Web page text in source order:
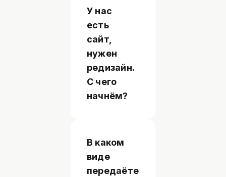
У нас
есть
сайт,
нужен
редизайн.
С чего
начнём?
В каком
виде
передаёте